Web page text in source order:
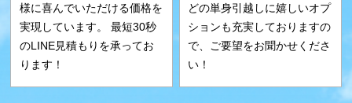
様に喜んでいただける価格を
実現しています。 最短30秒
のLINE見積もりを承ってお
ります！
どの単身引越しに嬉しいオプ
ションも充実しておりますの
で、ご要望をお聞かせくださ
い！